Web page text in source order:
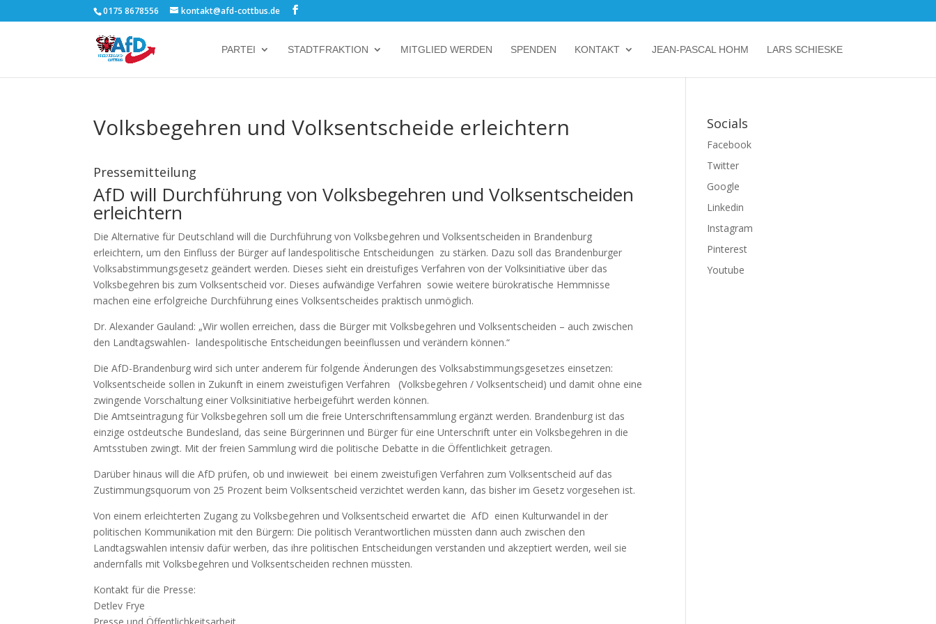
0175 8678556 kontakt@afd-cottbus.de
PARTEI STADTFRAKTION MITGLIED WERDEN SPENDEN KONTAKT JEAN-PASCAL HOHM LARS SCHIESKE
Volksbegehren und Volksentscheide erleichtern
Pressemitteilung
AfD will Durchführung von Volksbegehren und Volksentscheiden
erleichtern
Die Alternative für Deutschland will die Durchführung von Volksbegehren und Volksentscheiden in Brandenburg
erleichtern, um den Einfluss der Bürger auf landespolitische Entscheidungen zu stärken. Dazu soll das Brandenburger
Volksabstimmungsgesetz geändert werden. Dieses sieht ein dreistufiges Verfahren von der Volksinitiative über das
Volksbegehren bis zum Volksentscheid vor. Dieses aufwändige Verfahren sowie weitere bürokratische Hemmnisse
machen eine erfolgreiche Durchführung eines Volksentscheides praktisch unmöglich.
Dr. Alexander Gauland: „Wir wollen erreichen, dass die Bürger mit Volksbegehren und Volksentscheiden – auch zwischen
den Landtagswahlen- landespolitische Entscheidungen beeinflussen und verändern können.“
Die AfD-Brandenburg wird sich unter anderem für folgende Änderungen des Volksabstimmungsgesetzes einsetzen:
Volksentscheide sollen in Zukunft in einem zweistufigen Verfahren (Volksbegehren / Volksentscheid) und damit ohne eine
zwingende Vorschaltung einer Volksinitiative herbeigeführt werden können.
Die Amtseintragung für Volksbegehren soll um die freie Unterschriftensammlung ergänzt werden. Brandenburg ist das
einzige ostdeutsche Bundesland, das seine Bürgerinnen und Bürger für eine Unterschrift unter ein Volksbegehren in die
Amtsstuben zwingt. Mit der freien Sammlung wird die politische Debatte in die Öffentlichkeit getragen.
Darüber hinaus will die AfD prüfen, ob und inwieweit bei einem zweistufigen Verfahren zum Volksentscheid auf das
Zustimmungsquorum von 25 Prozent beim Volksentscheid verzichtet werden kann, das bisher im Gesetz vorgesehen ist.
Von einem erleichterten Zugang zu Volksbegehren und Volksentscheid erwartet die AfD einen Kulturwandel in der
politischen Kommunikation mit den Bürgern: Die politisch Verantwortlichen müssten dann auch zwischen den
Landtagswahlen intensiv dafür werben, das ihre politischen Entscheidungen verstanden und akzeptiert werden, weil sie
andernfalls mit Volksbegehren und Volksentscheiden rechnen müssten.
Kontakt für die Presse:
Detlev Frye
Socials
Facebook
Twitter
Google
Linkedin
Instagram
Pinterest
Youtube